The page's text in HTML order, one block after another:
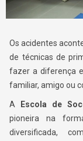
Os acidentes
de técnicas de
fazer a diferença
familiar, amigo ou
A Escola de
pioneira na
diversificada,